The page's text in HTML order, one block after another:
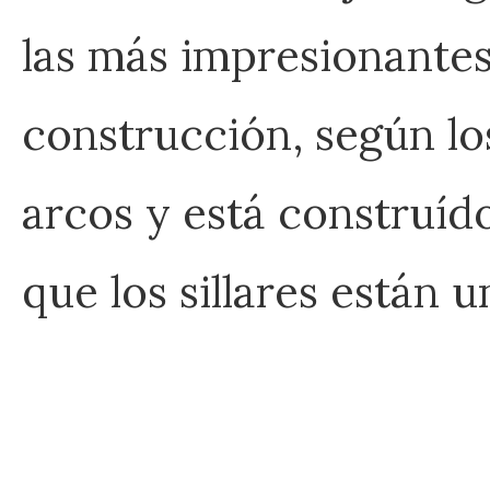
las más
construcción, según
arcos y está
que los sillares están